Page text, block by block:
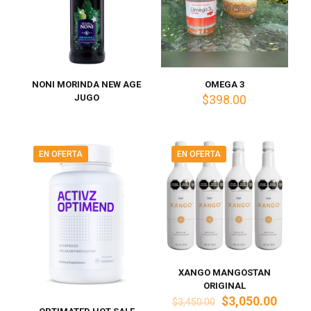
NONI MORINDA NEW AGE
JUGO
OMEGA 3
$398.00
EN OFERTA EN OFERTA
XANGO MANGOSTAN
ORIGINAL
$3,450.00 El
$3,050.00El